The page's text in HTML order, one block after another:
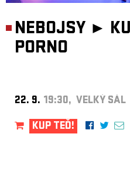
NEBOJSY ►
PORNO
22. 9. 19:30, VELKÝ SÁL
KUP TEĎ!